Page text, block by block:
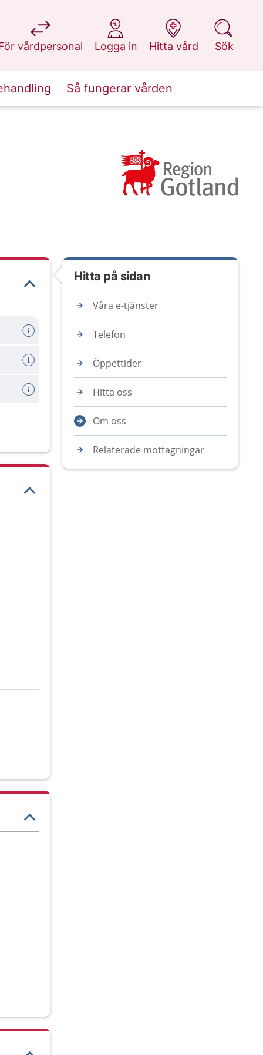
vårdpersonal
på 1177.se
Logga in
på 1177.se
Hitta vård
på 1177.se
Sök
på 1177.se
Så fungerar vården
Hitta på sidan
Våra e-tjänster
Telefon
Öppettider
Hitta oss
Om oss
Relaterade mottagningar